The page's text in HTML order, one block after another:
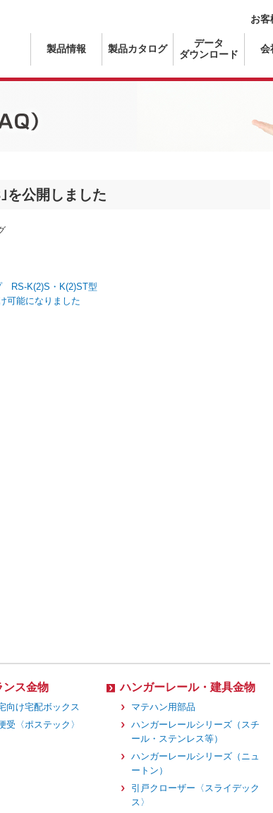
お客
製品情報 製品カタログ
データ
ダウンロード
会
を公開しました
RS-K(2)S・K(2)ST型
可能になりました
ンス金物
向け宅配ボックス
受〈ポステック〉
ハンガーレール・建具金物
マテハン用部品
ハンガーレールシリーズ（スチ
ール・ステンレス等）
ハンガーレールシリーズ（ニュ
ートン）
引戸クローザー〈スライデック
ス〉